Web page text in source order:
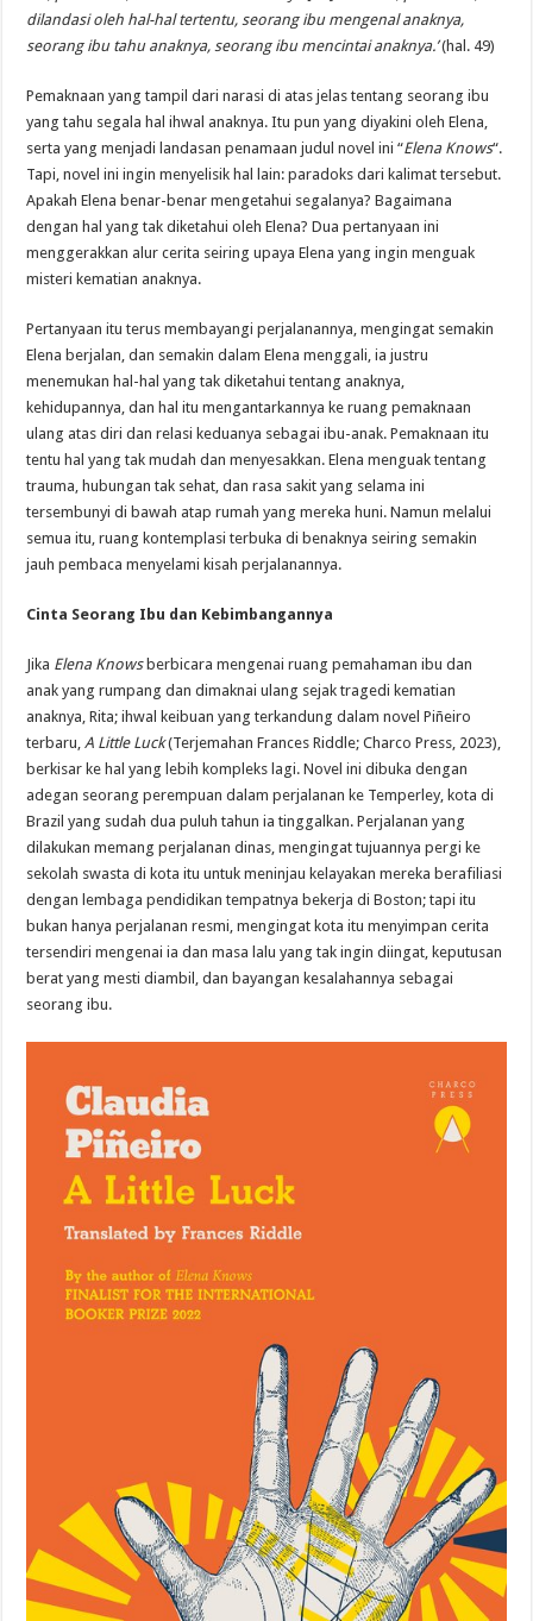
dilandasi oleh hal-hal tertentu, seorang ibu mengenal anaknya,
seorang ibu tahu anaknya, seorang ibu mencintai anaknya.’(hal. 49)
Pemaknaan yang tampil dari narasi di atas jelas tentang seorang ibu
yang tahu segala hal ihwal anaknya. Itu pun yang diyakini oleh Elena,
serta yang menjadi landasan penamaan judul novel ini “Elena Knows“.
Tapi, novel ini ingin menyelisik hal lain: paradoks dari kalimat tersebut.
Apakah Elena benar-benar mengetahui segalanya? Bagaimana
dengan hal yang tak diketahui oleh Elena? Dua pertanyaan ini
menggerakkan alur cerita seiring upaya Elena yang ingin menguak
misteri kematian anaknya.
Pertanyaan itu terus membayangi perjalanannya, mengingat semakin
Elena berjalan, dan semakin dalam Elena menggali, ia justru
menemukan hal-hal yang tak diketahui tentang anaknya,
kehidupannya, dan hal itu mengantarkannya ke ruang pemaknaan
ulang atas diri dan relasi keduanya sebagai ibu-anak. Pemaknaan itu
tentu hal yang tak mudah dan menyesakkan. Elena menguak tentang
trauma, hubungan tak sehat, dan rasa sakit yang selama ini
tersembunyi di bawah atap rumah yang mereka huni. Namun melalui
semua itu, ruang kontemplasi terbuka di benaknya seiring semakin
jauh pembaca menyelami kisah perjalanannya.
Cinta Seorang Ibu dan Kebimbangannya
Jika Elena Knowsberbicara mengenai ruang pemahaman ibu dan
anak yang rumpang dan dimaknai ulang sejak tragedi kematian
anaknya, Rita; ihwal keibuan yang terkandung dalam novel Piñeiro
terbaru,A Little Luck(Terjemahan Frances Riddle; Charco Press, 2023),
berkisar ke hal yang lebih kompleks lagi. Novel ini dibuka dengan
adegan seorang perempuan dalam perjalanan ke Temperley, kota di
Brazil yang sudah dua puluh tahun ia tinggalkan. Perjalanan yang
dilakukan memang perjalanan dinas, mengingat tujuannya pergi ke
sekolah swasta di kota itu untuk meninjau kelayakan mereka berafiliasi
dengan lembaga pendidikan tempatnya bekerja di Boston; tapi itu
bukan hanya perjalanan resmi, mengingat kota itu menyimpan cerita
tersendiri mengenai ia dan masa lalu yang tak ingin diingat, keputusan
berat yang mesti diambil, dan bayangan kesalahannya sebagai
seorang ibu.